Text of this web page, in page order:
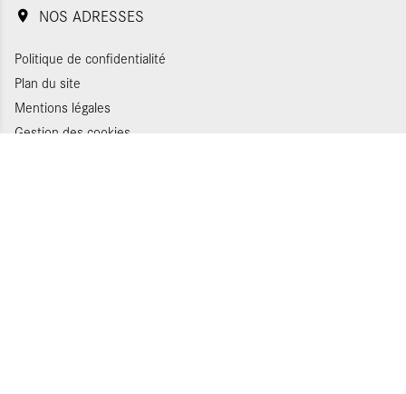
NOS ADRESSES
Politique de confidentialité
Plan du site
Mentions légales
Gestion des cookies